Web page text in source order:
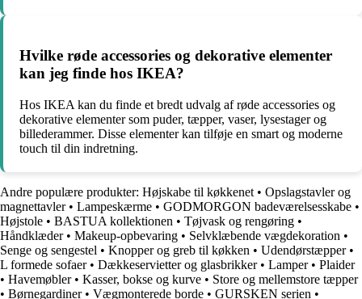
Hvilke røde accessories og dekorative elementer
kan jeg finde hos IKEA?
Hos IKEA kan du finde et bredt udvalg af røde accessories og
dekorative elementer som puder, tæpper, vaser, lysestager og
billederammer. Disse elementer kan tilføje en smart og moderne
touch til din indretning.
Andre populære produkter: Højskabe til køkkenet • Opslagstavler og
magnettavler• Lampeskærme • GODMORGON badeværelsesskabe •
Højstole • BASTUA kollektionen • Tøjvask og rengøring •
Håndklæder• Makeup-opbevaring • Selvklæbende vægdekoration •
Senge og sengestel • Knopper og greb til køkken • Udendørstæpper•
L formede sofaer• Dækkeservietter og glasbrikker• Lamper• Plaider
• Havemøbler• Kasser, bokse og kurve • Store og mellemstore tæpper
• Børnegardiner• Vægmonterede borde • GURSKEN serien •